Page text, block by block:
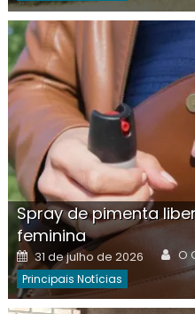
Spray de pimenta
feminina
Posted
on
31 de julho de 2026 O
Principais Notícias